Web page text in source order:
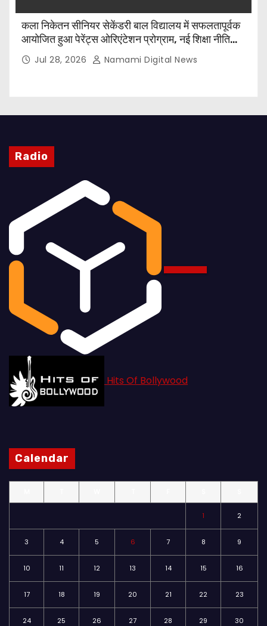
कला निकेतन सीनियर सेकेंडरी बाल विद्यालय में सफलतापूर्वक
आयोजित हुआ पेरेंट्स ओरिएंटेशन प्रोग्राम, नई शिक्षा नीति
और CBSE पाठ्यक्रम पर किया गया मार्गदर्शन
Jul 28, 2026 Namami Digital News
Radio
Hits Of Bollywood
Calendar
1 2
3 4 5 6 7 8 9
10 11 12 13 14 15 16
17 18 19 20 21 22 23
24 25 26 27 28 29 30